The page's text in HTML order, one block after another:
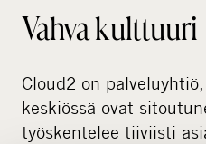
Vahva kulttuuri
Cloud2 on
keskiössä ovat
työskentelee tiiviisti